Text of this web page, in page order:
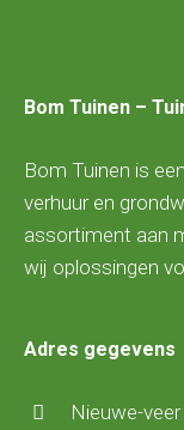
Bom Tuinen –
Bom Tuinen is
verhuur en
assortiment aan
wij oplossingen
Adres gegevens
Nieuwe-